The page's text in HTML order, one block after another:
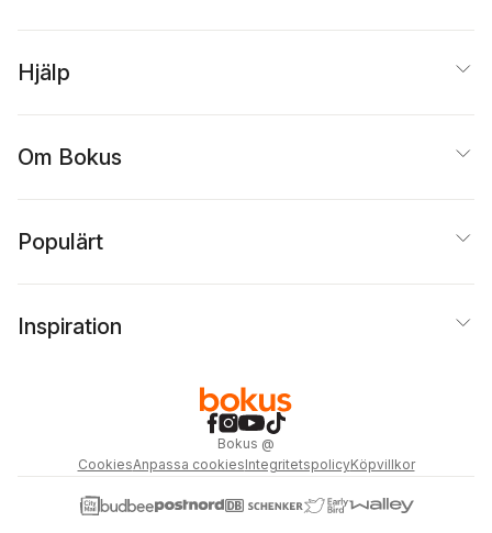
Hjälp
Om Bokus
Populärt
Inspiration
Bokus @
CookiesAnpassa cookiesIntegritetspolicyKöpvillkor